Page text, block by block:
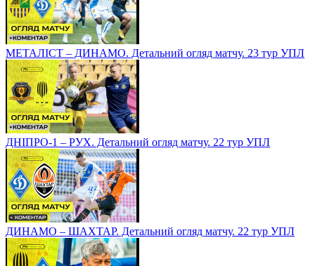
МЕТАЛІСТ – ДИНАМО. Детальний огляд матчу. 23 тур УПЛ
ДНІПРО-1 – РУХ. Детальний огляд матчу. 22 тур УПЛ
ДИНАМО – ШАХТАР. Детальний огляд матчу. 22 тур УПЛ